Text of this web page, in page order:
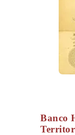
Banco